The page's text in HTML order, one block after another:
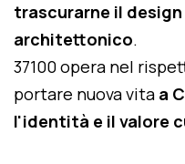
trascurarne il
architettonico.
37100 opera nel
portare nuova vita a
l'identità e il valore